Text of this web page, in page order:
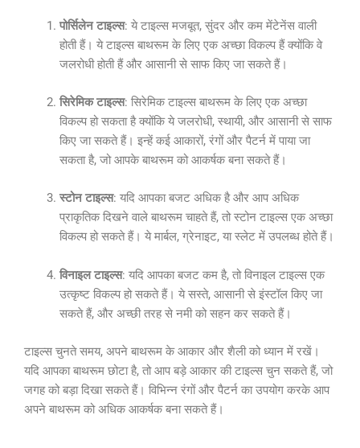
पोर्सिलेन टाइल्स: ये टाइल्स मजबूत, सुंदर और कम मेंटेनेंस वाली
होती हैं। ये टाइल्स बाथरूम के लिए एक अच्छा विकल्प हैं क्योंकि वे
जलरोधी होती हैं और आसानी से साफ किए जा सकते हैं।
सिरेमिक टाइल्स: सिरेमिक टाइल्स बाथरूम के लिए एक अच्छा
विकल्प हो सकता है क्योंकि ये जलरोधी, स्थायी, और आसानी से साफ
किए जा सकते हैं। इन्हें कई आकारों, रंगों और पैटर्न में पाया जा
सकता है, जो आपके बाथरूम को आकर्षक बना सकते हैं।
स्टोन टाइल्स: यदि आपका बजट अधिक है और आप अधिक
प्राकृतिक दिखने वाले बाथरूम चाहते हैं, तो स्टोन टाइल्स एक अच्छा
विकल्प हो सकते हैं। ये मार्बल, ग्रेनाइट, या स्लेट में उपलब्ध होते हैं।
विनाइल टाइल्स: यदि आपका बजट कम है, तो विनाइल टाइल्स एक
उत्कृष्ट विकल्प हो सकते हैं। ये सस्ते, आसानी से इंस्टॉल किए जा
सकते हैं, और अच्छी तरह से नमी को सहन कर सकते हैं।
टाइल्स चुनते समय, अपने बाथरूम के आकार और शैली को ध्यान में रखें।
यदि आपका बाथरूम छोटा है, तो आप बड़े आकार की टाइल्स चुन सकते हैं, जो
जगह को बड़ा दिखा सकते हैं। विभिन्न रंगों और पैटर्न का उपयोग करके आप
अपने बाथरूम को अधिक आकर्षक बना सकते हैं।